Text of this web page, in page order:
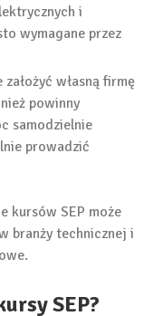
i
wymagane przez
własną firmę
powinny
samodzielnie
prowadzić
kursów SEP może
branży technicznej i
SEP?